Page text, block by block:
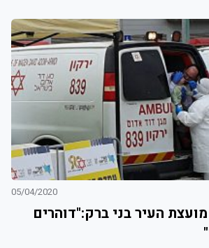
05/04/2020
העיר בני ברק:"דוהרים